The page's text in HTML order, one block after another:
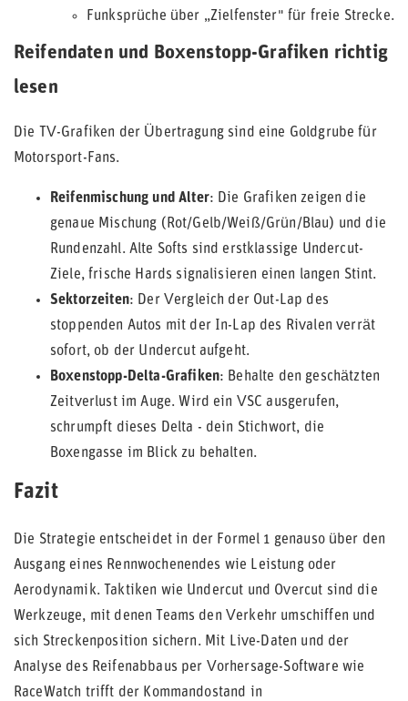
Funksprüche über „Zielfenster" für freie Strecke.
Reifendaten und Boxenstopp-Grafiken richtig
lesen
Die TV-Grafiken der Übertragung sind eine Goldgrube für
Motorsport-Fans.
Reifenmischung und Alter: Die Grafiken zeigen die
genaue Mischung (Rot/Gelb/Weiß/Grün/Blau) und die
Rundenzahl. Alte Softs sind erstklassige Undercut-
Ziele, frische Hards signalisieren einen langen Stint.
Sektorzeiten: Der Vergleich der Out-Lap des
stoppenden Autos mit der In-Lap des Rivalen verrät
sofort, ob der Undercut aufgeht.
Boxenstopp-Delta-Grafiken: Behalte den geschätzten
Zeitverlust im Auge. Wird ein VSC ausgerufen,
schrumpft dieses Delta - dein Stichwort, die
Boxengasse im Blick zu behalten.
Fazit
Die Strategie entscheidet in der Formel 1 genauso über den
Ausgang eines Rennwochenendes wie Leistung oder
Aerodynamik. Taktiken wie Undercut und Overcut sind die
Werkzeuge, mit denen Teams den Verkehr umschiffen und
sich Streckenposition sichern. Mit Live-Daten und der
Analyse des Reifenabbaus per Vorhersage-Software wie
RaceWatch trifft der Kommandostand in